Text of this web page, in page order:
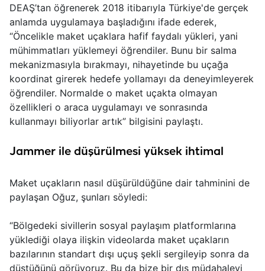
DEAŞ’tan öğrenerek 2018 itibarıyla Türkiye'de gerçek
anlamda uygulamaya başladığını ifade ederek,
“Öncelikle maket uçaklara hafif faydalı yükleri, yani
mühimmatları yüklemeyi öğrendiler. Bunu bir salma
mekanizmasıyla bırakmayı, nihayetinde bu uçağa
koordinat girerek hedefe yollamayı da deneyimleyerek
öğrendiler. Normalde o maket uçakta olmayan
özellikleri o araca uygulamayı ve sonrasında
kullanmayı biliyorlar artık” bilgisini paylaştı.
Jammer ile düşürülmesi yüksek ihtimal
Maket uçakların nasıl düşürüldüğüne dair tahminini de
paylaşan Oğuz, şunları söyledi:
“Bölgedeki sivillerin sosyal paylaşım platformlarına
yüklediği olaya ilişkin videolarda maket uçakların
bazılarının standart dışı uçuş şekli sergileyip sonra da
düştüğünü görüyoruz. Bu da bize bir dış müdahaleyi